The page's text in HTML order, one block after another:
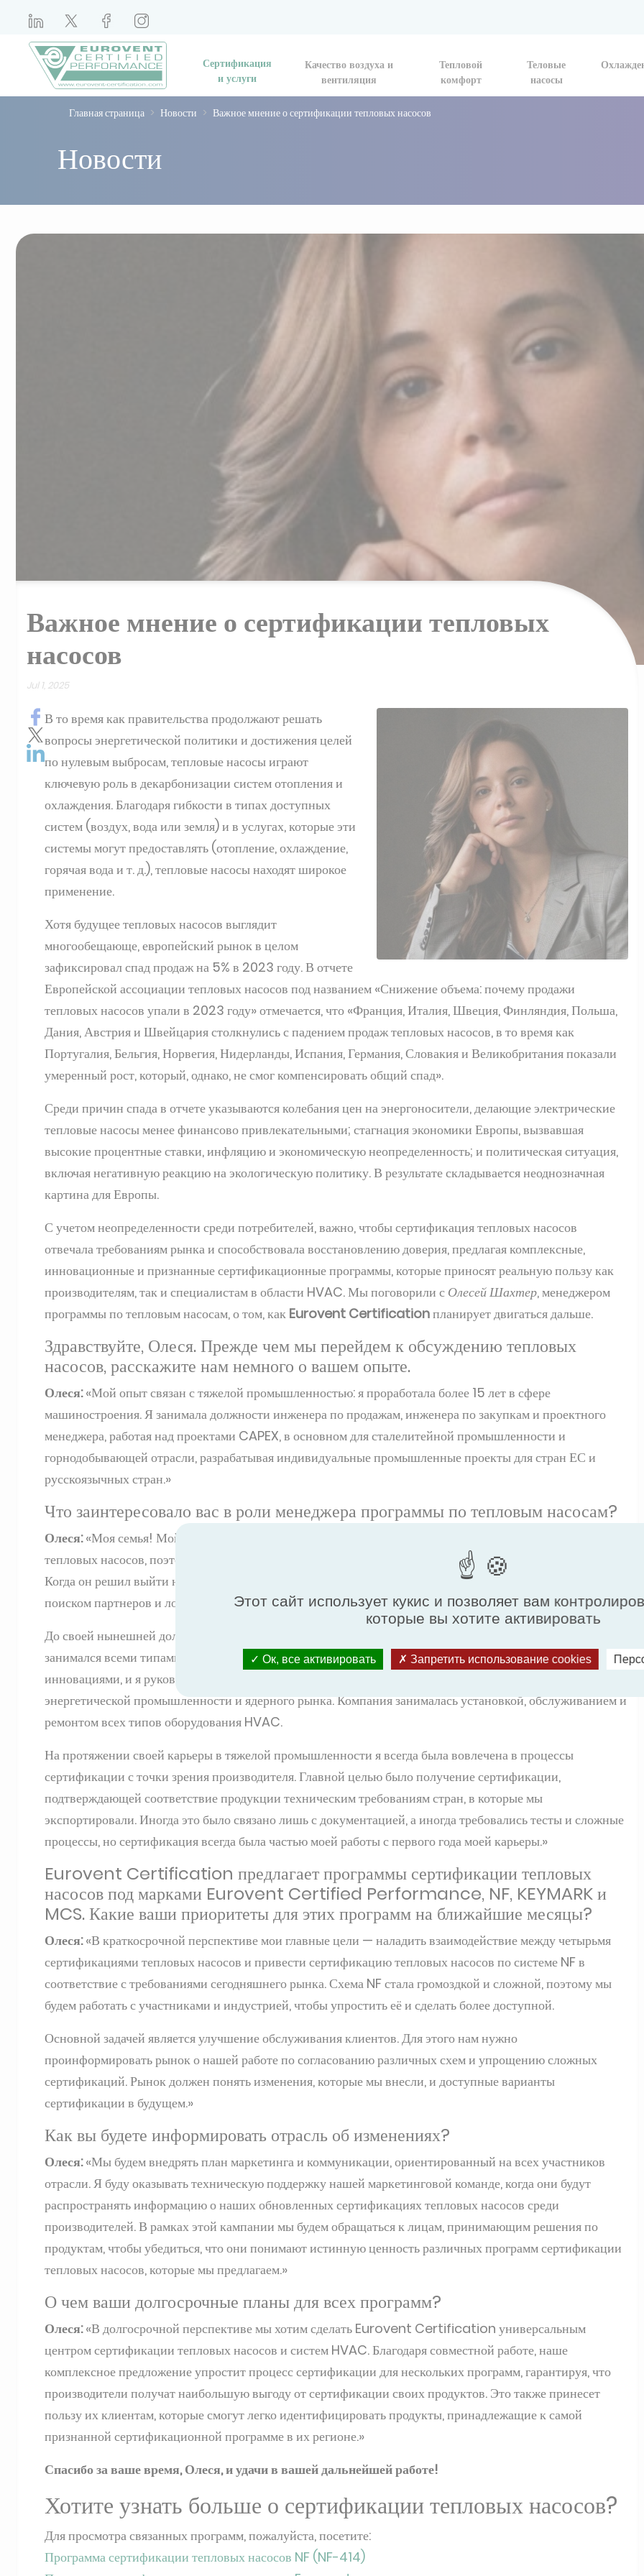
Сертификация
и услуги
Качество воздуха и
вентиляция
Тепловой
комфорт
Теловые
насосы
Главная страница Новости Важное мнение о сертификации тепловых насосов
Новости
Важное мнение о сертификации тепловых
насосов
Jul 1, 2025
В то время как правительства продолжают решать
вопросы энергетической политики и достижения целей
по нулевым выбросам, тепловые насосы играют
ключевую роль в декарбонизации систем отопления и
охлаждения. Благодаря гибкости в типах доступных
систем (воздух, вода или земля) и в услугах, которые эти
системы могут предоставлять (отопление, охлаждение,
горячая вода и т. д.), тепловые насосы находят широкое
применение.
Хотя будущее тепловых насосов выглядит
многообещающе, европейский рынок в целом
зафиксировал спад продаж на 5% в 2023 году. В отчете
Европейской ассоциации тепловых насосов под названием «Снижение объема: почему продажи
тепловых насосов упали в 2023 году» отмечается, что «Франция, Италия, Швеция, Финляндия, Польша,
Дания, Австрия и Швейцария столкнулись с падением продаж тепловых насосов, в то время как
Португалия, Бельгия, Норвегия, Нидерланды, Испания, Германия, Словакия и Великобритания показали
умеренный рост, который, однако, не смог компенсировать общий спад».
Среди причин спада в отчете указываются колебания цен на энергоносители, делающие электрические
тепловые насосы менее финансово привлекательными; стагнация экономики Европы, вызвавшая
высокие процентные ставки, инфляцию и экономическую неопределенность; и политическая ситуация,
включая негативную реакцию на экологическую политику. В результате складывается неоднозначная
картина для Европы.
С учетом неопределенности среди потребителей, важно, чтобы сертификация тепловых насосов
отвечала требованиям рынка и способствовала восстановлению доверия, предлагая комплексные,
инновационные и признанные сертификационные программы, которые приносят реальную пользу как
производителям, так и специалистам в области HVAC. Мы поговорили с Олесей Шахтер, менеджером
программы по тепловым насосам, о том, как Eurovent Certificationпланирует двигаться дальше.
Здравствуйте, Олеся. Прежде чем мы перейдем к обсуждению тепловых
насосов, расскажите нам немного о вашем опыте.
Олеся:«Мой опыт связан с тяжелой промышленностью: я проработала более 15 лет в сфере
машиностроения. Я занимала должности инженера по продажам, инженера по закупкам и проектного
менеджера, работая над проектами CAPEX, в основном для сталелитейной промышленности и
горнодобывающей отрасли, разрабатывая индивидуальные промышленные проекты для стран ЕС и
русскоязычных стран.»
Что заинтересовало вас в роли менеджера программы по тепловым насосам?
Олеся:«Моя семья! Мой отец владел компанией, которая производила системы управления для
тепловых насосов, поэтому я была вовлечена в разработку некоторых этих продуктов дистанционно.
Когда он решил выйти на рынок ЕС, я несколько месяцев помогала ему с рыночными исследованиями,
поиском партнеров и локализацией производства.
До своей нынешней должности я работала техническим менеджером в техническом центре, который
занимался всеми типами установок HVAC в Валансе, Франция. В отделе, где я работала, мы занимались
инновациями, и я руководила разработкой продуктов как для HVAC-индустрии, так и для
энергетической промышленности и ядерного рынка. Компания занималась установкой, обслуживанием и
ремонтом всех типов оборудования HVAC.
На протяжении своей карьеры в тяжелой промышленности я всегда была вовлечена в процессы
сертификации с точки зрения производителя. Главной целью было получение сертификации,
подтверждающей соответствие продукции техническим требованиям стран, в которые мы
экспортировали. Иногда это было связано лишь с документацией, а иногда требовались тесты и сложные
процессы, но сертификация всегда была частью моей работы с первого года моей карьеры.»
Eurovent Certification предлагает программы сертификации тепловых
насосов под марками Eurovent Certified Performance, NF, KEYMARK и
MCS. Какие ваши приоритеты для этих программ на ближайшие месяцы?
Олеся:«В краткосрочной перспективе мои главные цели — наладить взаимодействие между четырьмя
сертификациями тепловых насосов и привести сертификацию тепловых насосов по системе NF в
соответствие с требованиями сегодняшнего рынка. Схема NF стала громоздкой и сложной, поэтому мы
будем работать с участниками и индустрией, чтобы упростить её и сделать более доступной.
Основной задачей является улучшение обслуживания клиентов. Для этого нам нужно
проинформировать рынок о нашей работе по согласованию различных схем и упрощению сложных
сертификаций. Рынок должен понять изменения, которые мы внесли, и доступные варианты
сертификации в будущем.»
Как вы будете информировать отрасль об изменениях?
Олеся:«Мы будем внедрять план маркетинга и коммуникации, ориентированный на всех участников
отрасли. Я буду оказывать техническую поддержку нашей маркетинговой команде, когда они будут
распространять информацию о наших обновленных сертификациях тепловых насосов среди
производителей. В рамках этой кампании мы будем обращаться к лицам, принимающим решения по
продуктам, чтобы убедиться, что они понимают истинную ценность различных программ сертификации
тепловых насосов, которые мы предлагаем.»
О чем ваши долгосрочные планы для всех программ?
Олеся:«В долгосрочной перспективе мы хотим сделать Eurovent Certification универсальным
центром сертификации тепловых насосов и систем HVAC. Благодаря совместной работе, наше
комплексное предложение упростит процесс сертификации для нескольких программ, гарантируя, что
производители получат наибольшую выгоду от сертификации своих продуктов. Это также принесет
пользу их клиентам, которые смогут легко идентифицировать продукты, принадлежащие к самой
признанной сертификационной программе в их регионе.»
Спасибо за ваше время, Олеся, и удачи в вашей дальнейшей работе!
Хотите узнать больше о сертификации тепловых насосов?
Для просмотра связанных программ, пожалуйста, посетите:
Программа сертификации тепловых насосов NF (NF-414)
Этот сайт использует кукис и позволяет вам
которые вы хотите активировать
Ок, все активировать Запретить использование cookies